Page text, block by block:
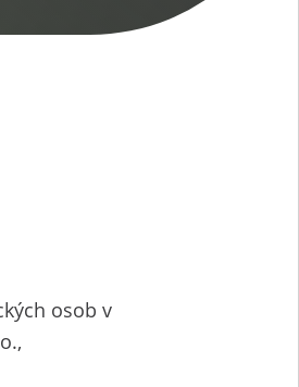
osob v